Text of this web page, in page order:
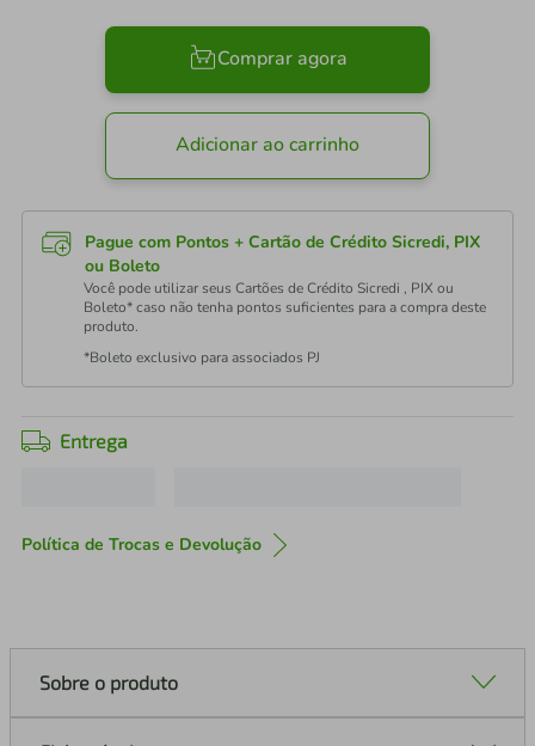
Comprar agora
Adicionar ao carrinho
Pague com Pontos + Cartão de Crédito Sicredi, PIX
ou Boleto
Você pode utilizar seus Cartões de Crédito Sicredi , PIX ou
Boleto* caso não tenha pontos suficientes para a compra deste
produto.
*Boleto exclusivo para associados PJ
Entrega
Política de Trocas e Devolução
Sobre o produto